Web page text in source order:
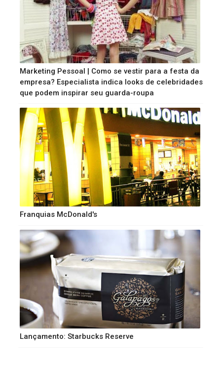
Marketing Pessoal | Como se vestir para a festa da
empresa? Especialista indica looks de celebridades
que podem inspirar seu guarda-roupa
Franquias McDonald's
Lançamento: Starbucks Reserve